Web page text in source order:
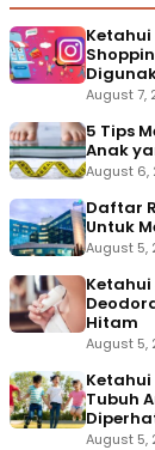
August 7,
5 Tips
Anak
August 6,
Daftar
Untuk
August 5,
Ketahui
Hitam
August 5,
Tubuh
August 5,